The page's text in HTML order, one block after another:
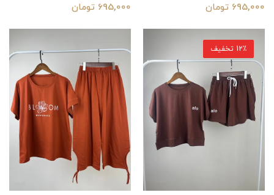
695,000 تومان
695,000 تومان
12٪ تخفیف